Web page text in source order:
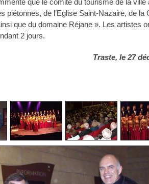
que le comité du tourisme de la ville
piétonnes, de l’Eglise Saint-Nazaire, de la
que du domaine Réjane ». Les artistes
2 jours.
Traste, le 27